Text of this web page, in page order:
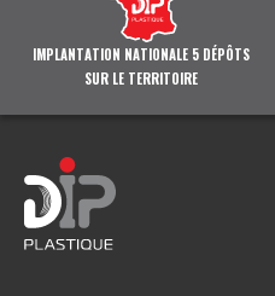
IMPLANTATION NATIONALE 5 DÉPÔTS
SUR LE TERRITOIRE